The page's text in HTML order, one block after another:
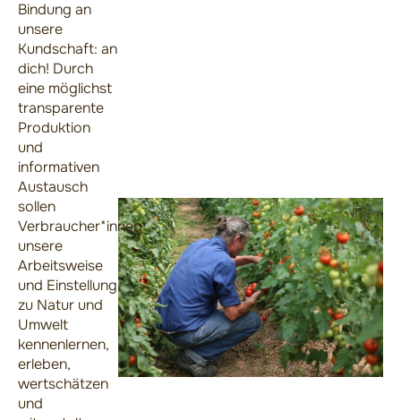
Bindung an
unsere
Kundschaft: an
dich! Durch
eine möglichst
transparente
Produktion
und
informativen
Austausch
sollen
Verbraucher*innen
unsere
Arbeitsweise
und Einstellung
zu Natur und
Umwelt
kennenlernen,
erleben,
wertschätzen
und